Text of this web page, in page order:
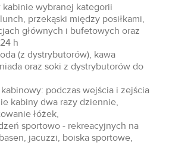
wybranej kategorii
przekąski między posiłkami,
głównych i bufetowych oraz
h
(z dystrybutorów), kawa
oraz soki z dystrybutorów do
podczas wejścia i zejścia
kabiny dwa razy dziennie,
łóżek,
sportowo - rekreacyjnych na
jacuzzi, boiska sportowe,